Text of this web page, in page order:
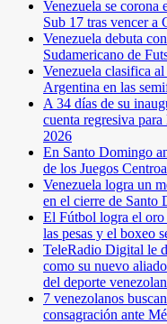
Venezuela se corona
Sub 17 tras vencer a
Venezuela debuta
Sudamericano de
Venezuela clasifica
Argentina en las
A 34 días de su
cuenta regresiva
2026
En Santo Domingo
de los Juegos
Venezuela logra un
en el cierre de Santo
El Fútbol logra el oro
las pesas y el boxeo
TeleRadio Digital le
como su nuevo
del deporte
7 venezolanos
consagración ante